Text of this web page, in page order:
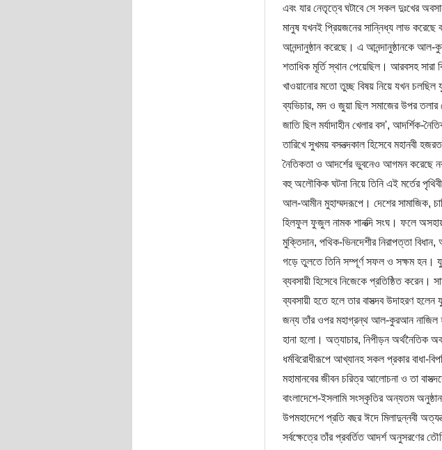
এবং যার নেতৃত্বে ঘটাবে সে সকল দুঃখের
মানুষ যখনই প্রিয়জনের সানি্নধ্য লাভ করেছে
আনন্দানুষ্ঠান করেছে। এ আনন্দানুষ্ঠানকে
শতাধিক মূর্তি স্থান পেয়েছিল। আরবসহ সারা
খাওয়ানোর মতো তুচ্ছ বিষয় নিয়ে যখন চলছিল
ব্যভিচার, মদ ও জুয়া ছিল সমাজের উপর তলার
জাতি ছিল মর্যাদাহীন খেলার বস', আদর্শিক-
তারিখে সুখময় বসনত্দকাল হিসেবে মহানবী
নৈতিকতা ও আদর্শের ভুবনেও আগমন করেছে
বহু অলৌকিক ঘটনা নিয়ে তিনি এই মর্তের
আল-আমীন মুহাম্মদরূপে। দেশের সামাজিক,
হিলফুল ফুজুল নামক শানত্দি সংঘ। ফলে
মুক্তিদান, পথিক-ভিনদেশীর নিরাপত্তা
গড়ে তুলতে তিনি সম্পূর্ণ সফল ও সক্ষম হন।
ব্যবসায়ী হিসেবে নিজেকে প্রতিষ্ঠিত
ব্যবসায়ী হতে হলে তার বাসত্দব উদাহরণ
জন্য তাঁর ওপর মহাগ্রন্থ আল-কুরআন নাজিল
হানা হলো। অত্যাচার, নিপীড়ন অর্থনৈতিক
ধর্মবিরোধীরূপে আখ্যানহ সকল প্রকার বাধা-
মহামানবের জীবন চরিত্র আলোচনা ও তা
বাংলাদেশে-ইসলামি সংস্কৃতির অন্যতম
উপমহাদেশে প্রতি বছর ঈদে মিলাদুন্নবী
সর্বক্ষেত্রে তাঁর প্রবর্তিত আদর্শ অনুসরণের